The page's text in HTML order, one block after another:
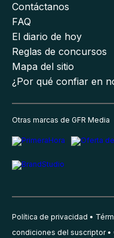
Contáctanos
FAQ
El diario de hoy
Reglas de concursos
Mapa del sitio
¿Por qué confiar en
Otras marcas de GFR Media
Política de privacidad
condiciones del suscriptor